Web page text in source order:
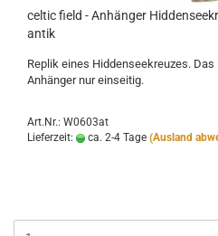
celtic field - Anhänger
antik
Replik eines Hiddenseekreuzes.
Anhänger nur einseitig.
Art.Nr.: W0603at
Lieferzeit:
ca. 2-4 Tage (Ausland